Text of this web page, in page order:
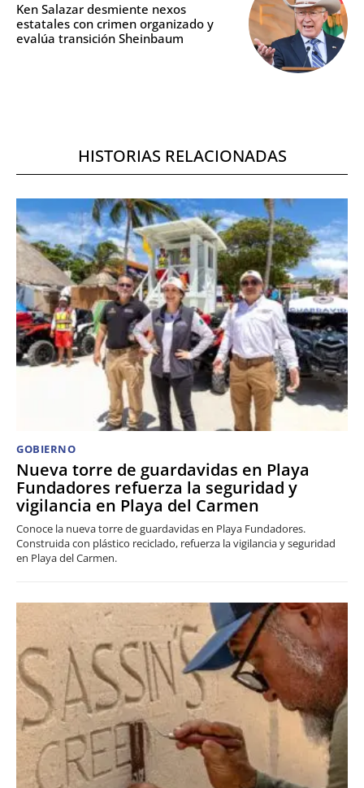
Ken Salazar desmiente nexos
estatales con crimen organizado y
evalúa transición Sheinbaum
HISTORIAS RELACIONADAS
GOBIERNO
Nueva torre de guardavidas en Playa
Fundadores refuerza la seguridad y
vigilancia en Playa del Carmen
Conoce la nueva torre de guardavidas en Playa Fundadores.
Construida con plástico reciclado, refuerza la vigilancia y seguridad
en Playa del Carmen.